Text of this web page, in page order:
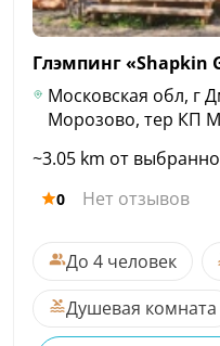
Глэмпинг «Shapkin
Московская обл, г
Морозово, тер КП
~3.05 km от
0 Нет отзывов
До 4 человек
Душевая комната